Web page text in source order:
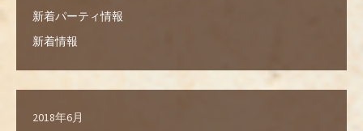
新着パーティ情報
新着情報
2018年6月